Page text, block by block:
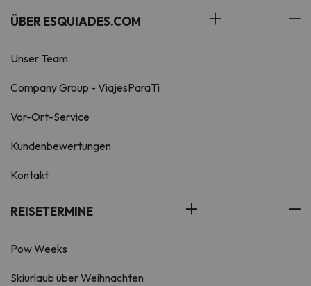
ÜBER ESQUIADES.COM
Unser Team
Company Group - ViajesParaTi
Vor-Ort-Service
Kundenbewertungen
Kontakt
REISETERMINE
Pow Weeks
Skiurlaub über Weihnachten